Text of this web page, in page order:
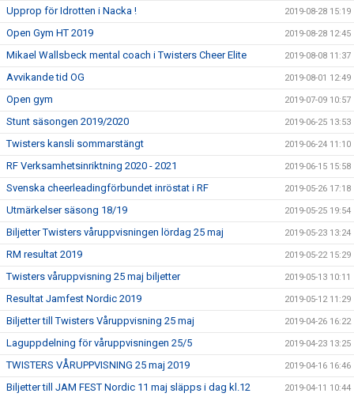
Upprop för Idrotten i Nacka ! 2019-08-28 15:19
Open Gym HT 2019 2019-08-28 12:45
Mikael Wallsbeck mental coach i Twisters Cheer Elite 2019-08-08 11:37
Avvikande tid OG 2019-08-01 12:49
Open gym 2019-07-09 10:57
Stunt säsongen 2019/2020 2019-06-25 13:53
Twisters kansli sommarstängt 2019-06-24 11:10
RF Verksamhetsinriktning 2020 - 2021 2019-06-15 15:58
Svenska cheerleadingförbundet inröstat i RF 2019-05-26 17:18
Utmärkelser säsong 18/19 2019-05-25 19:54
Biljetter Twisters våruppvisningen lördag 25 maj 2019-05-23 13:24
RM resultat 2019 2019-05-22 15:29
Twisters våruppvisning 25 maj biljetter 2019-05-13 10:11
Resultat Jamfest Nordic 2019 2019-05-12 11:29
Biljetter till Twisters Våruppvisning 25 maj 2019-04-26 16:22
Laguppdelning för våruppvisningen 25/5 2019-04-23 13:25
TWISTERS VÅRUPPVISNING 25 maj 2019 2019-04-16 16:46
Biljetter till JAM FEST Nordic 11 maj släpps i dag kl.12 2019-04-11 10:44